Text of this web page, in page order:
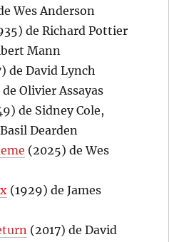
Wes Anderson
de Richard Pottier
Mann
de David Lynch
Olivier Assayas
de Sidney Cole,
Dearden
(2025) de Wes
(1929) de James
(2017) de David